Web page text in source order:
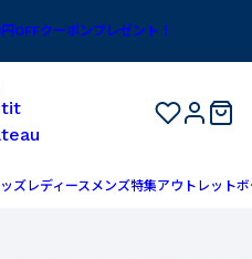
OFFクーポンプレゼント！
ズ レディースメンズ特集アウトレットボ